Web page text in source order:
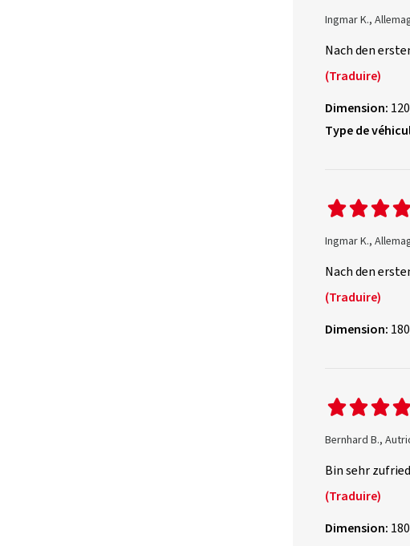
Ingmar K.,
Nach den
(Traduire)
Dimension:
Type de
Ingmar K.,
Nach den
(Traduire)
Dimension:
Bernhard B.,
Bin sehr
(Traduire)
Dimension: